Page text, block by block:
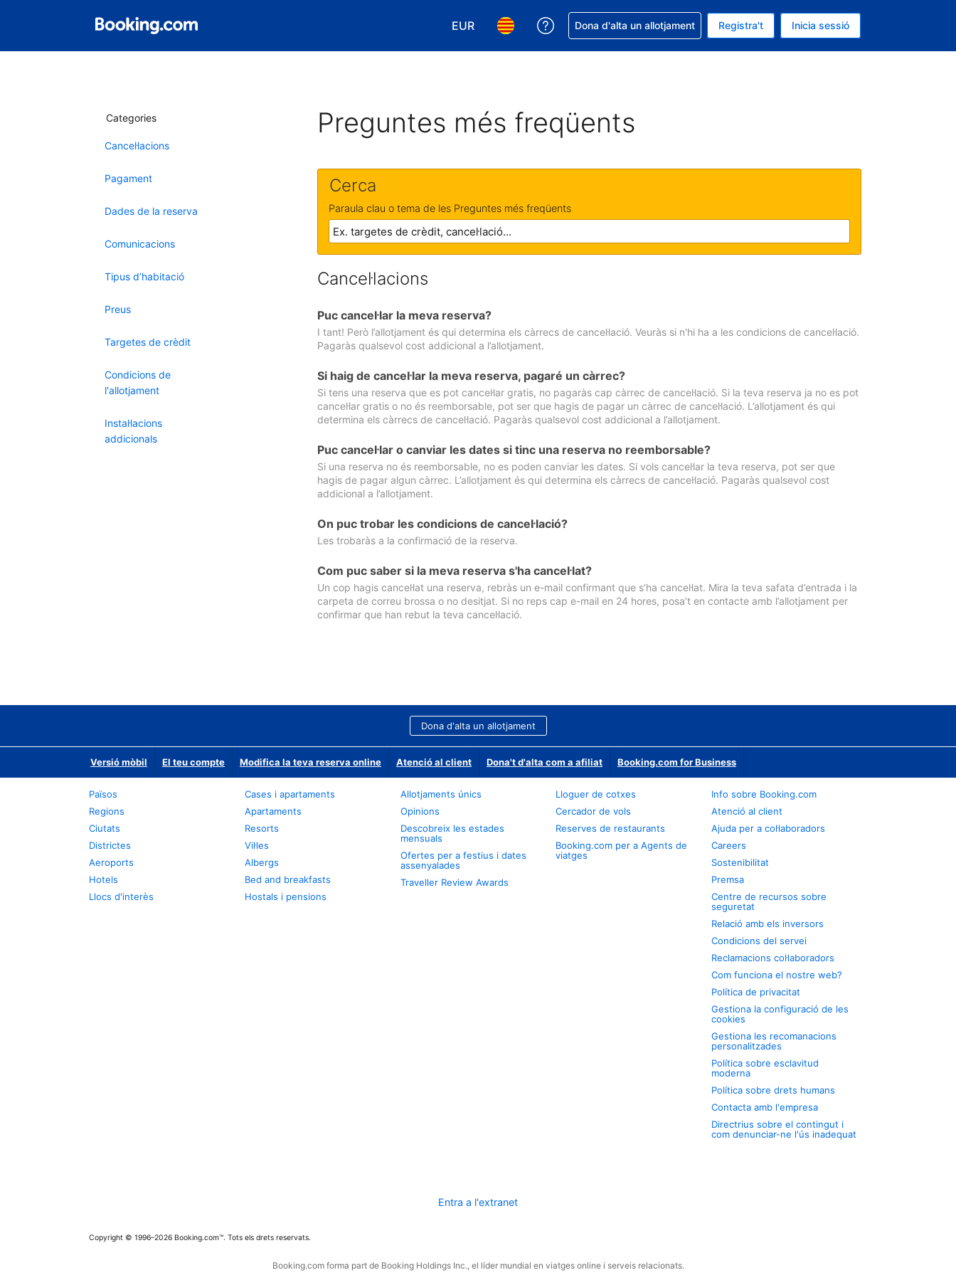
EUR
Tria la moneda. La moneda actual és EUR
Tria l'idioma. L'idioma actual és Català
Rep ajuda amb la reserva
Dona d'alta un allotjament Registra't Inicia sessió
Categories
Cancel·lacions
Pagament
Dades de la reserva
Comunicacions
Tipus d’habitació
Preus
Targetes de crèdit
Condicions de
l'allotjament
Instal·lacions
addicionals
Preguntes més freqüents
Cerca
Paraula clau o tema de les Preguntes més freqüents
Cancel·lacions
Puc cancel·lar la meva reserva?
I tant! Però l’allotjament és qui determina els càrrecs de cancel·lació. Veuràs si n'hi ha a les condicions de cancel·lació.
Pagaràs qualsevol cost addicional a l’allotjament.
Si haig de cancel·lar la meva reserva, pagaré un càrrec?
Si tens una reserva que es pot cancel·lar gratis, no pagaràs cap càrrec de cancel·lació. Si la teva reserva ja no es pot
cancel·lar gratis o no és reemborsable, pot ser que hagis de pagar un càrrec de cancel·lació. L’allotjament és qui
determina els càrrecs de cancel·lació. Pagaràs qualsevol cost addicional a l’allotjament.
Puc cancel·lar o canviar les dates si tinc una reserva no reemborsable?
Si una reserva no és reemborsable, no es poden canviar les dates. Si vols cancel·lar la teva reserva, pot ser que
hagis de pagar algun càrrec. L’allotjament és qui determina els càrrecs de cancel·lació. Pagaràs qualsevol cost
addicional a l’allotjament.
On puc trobar les condicions de cancel·lació?
Les trobaràs a la confirmació de la reserva.
Com puc saber si la meva reserva s'ha cancel·lat?
Un cop hagis cancel·lat una reserva, rebràs un e-mail confirmant que s’ha cancel·lat. Mira la teva safata d’entrada i la
carpeta de correu brossa o no desitjat. Si no reps cap e-mail en 24 hores, posa’t en contacte amb l’allotjament per
confirmar que han rebut la teva cancel·lació.
Dona d'alta un allotjament
Versió mòbil El teu compte Modifica la teva reserva online Atenció al client Dona't d'alta com a afiliat Booking.com for Business
Països
Regions
Ciutats
Districtes
Aeroports
Hotels
Llocs d'interès
Cases i apartaments
Apartaments
Resorts
Vil·les
Albergs
Bed and breakfasts
Hostals i pensions
Allotjaments únics
Opinions
Descobreix les estades
mensuals
Ofertes per a festius i dates
assenyalades
Traveller Review Awards
Lloguer de cotxes
Cercador de vols
Reserves de restaurants
Booking.com per a Agents de
viatges
Info sobre Booking.com
Atenció al client
Ajuda per a col·laboradors
Careers
Sostenibilitat
Premsa
Centre de recursos sobre
seguretat
Relació amb els inversors
Condicions del servei
Reclamacions col·laboradors
Com funciona el nostre web?
Política de privacitat
Gestiona la configuració de les
cookies
Gestiona les recomanacions
personalitzades
Política sobre esclavitud
moderna
Política sobre drets humans
Contacta amb l'empresa
Directrius sobre el contingut i
com denunciar-ne l'ús inadequat
Entra a l'extranet
Copyright © 1996–2026 Booking.com™. Tots els drets reservats.
Booking.com forma part de Booking Holdings Inc., el líder mundial en viatges online i serveis relacionats.